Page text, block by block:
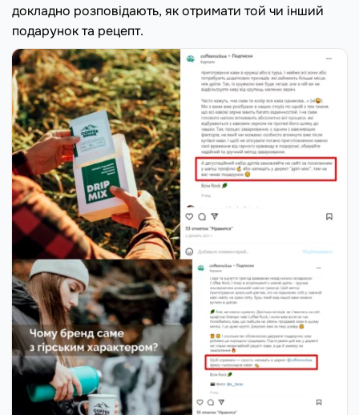
докладно розповідають, як отримати той чи інший
подарунок та рецепт.